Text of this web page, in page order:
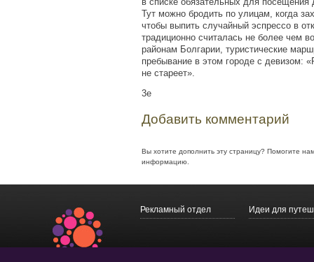
Тут можно бродить по улицам, когда
чтобы выпить случайный эспрессо в
традиционно считалась не более чем
районам Болгарии, туристические
пребывание в этом городе с девизом: «
не стареет».
3e
Добавить комментарий
Вы хотите дополнить эту страницу? Помогите
информацию.
Рекламный отдел Идеи для